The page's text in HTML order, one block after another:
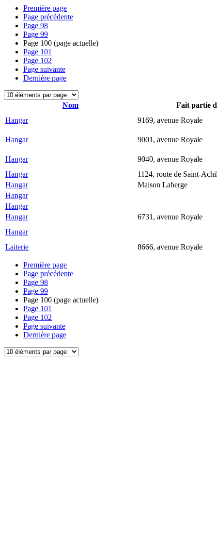
Première page
Page précédente
Page 98
Page 99
Page 100 (page actuelle)
Page 101
Page 102
Page suivante
Dernière page
Nom
Fait partie
Hangar
9169, avenue Royale
Hangar 9001, avenue Royale
Hangar
9040, avenue Royale
Hangar
1124, route de Saint-
Hangar
Maison Laberge
Hangar
Hangar
Hangar
6731, avenue Royale
Hangar
Laiterie
8666, avenue Royale
Première page
Page précédente
Page 98
Page 99
Page 100 (page actuelle)
Page 101
Page 102
Page suivante
Dernière page